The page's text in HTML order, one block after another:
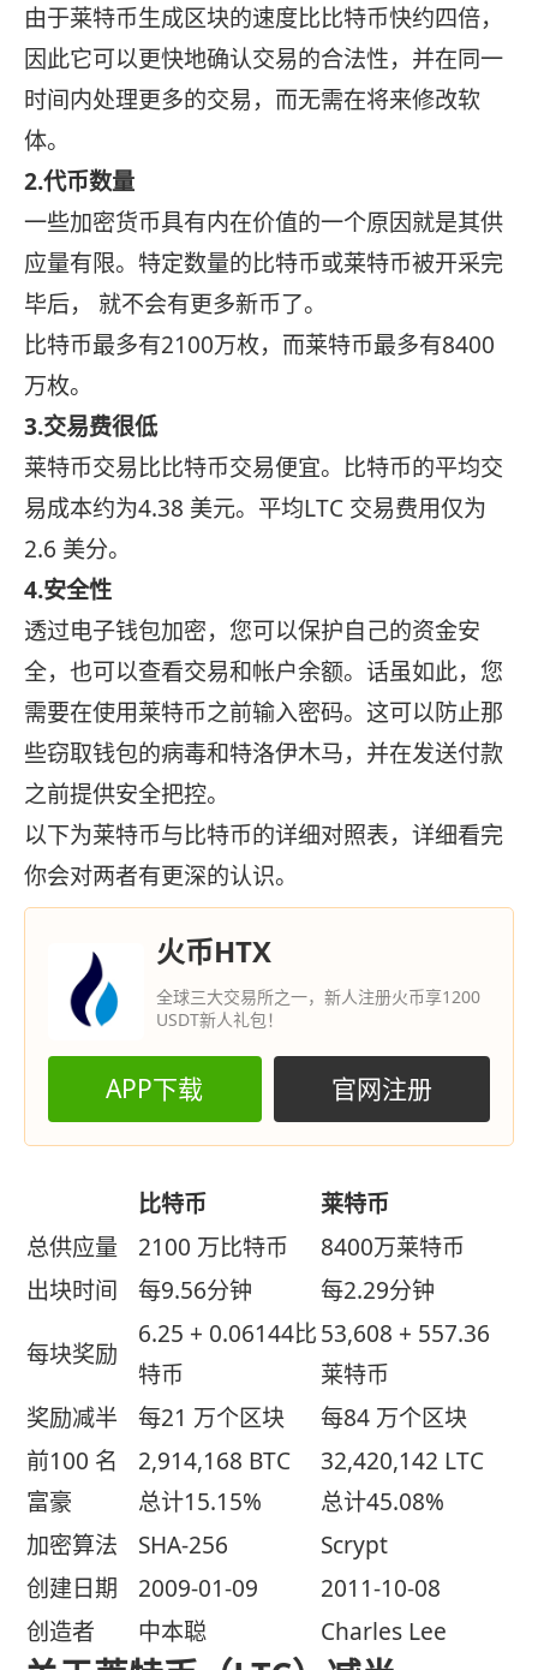
由于莱特币生成区块的速度比比特币快约四倍，
因此它可以更快地确认交易的合法性，并在同一
时间内处理更多的交易，而无需在将来修改软
体。
2.代币数量
一些加密货币具有内在价值的一个原因就是其供
应量有限。特定数量的比特币或莱特币被开采完
毕后， 就不会有更多新币了。
比特币最多有2100万枚，而莱特币最多有8400
万枚。
3.交易费很低
莱特币交易比比特币交易便宜。比特币的平均交
易成本约为4.38 美元。平均LTC 交易费用仅为
2.6 美分。
4.安全性
透过电子钱包加密，您可以保护自己的资金安
全，也可以查看交易和帐户余额。话虽如此，您
需要在使用莱特币之前输入密码。这可以防止那
些窃取钱包的病毒和特洛伊木马，并在发送付款
之前提供安全把控。
以下为莱特币与比特币的详细对照表，详细看完
你会对两者有更深的认识。
火币HTX
全球三大交易所之一，新人注册火币享1200
USDT新人礼包！
APP下载 官网注册
比特币
莱特币
总供应量
2100 万比特币
8400万莱特币
出块时间
每9.56分钟 每2.29分钟
每块奖励
6.25 + 0.06144比
特币
53,608 + 557.36
莱特币
奖励减半
每21 万个区块
每84 万个区块
前100 名
富豪
2,914,168 BTC
总计15.15%
32,420,142 LTC
总计45.08%
加密算法
SHA-256
Scrypt
创建日期
2009-01-09
2011-10-08
创造者
中本聪 Charles Lee